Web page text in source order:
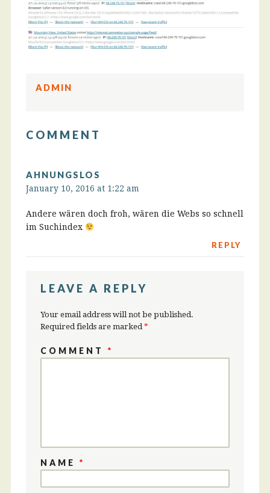
ADMIN
COMMENT
AHNUNGSLOS
January 10, 2016 at 1:22 am
Andere wären doch froh, wären die Webs so schnell
im Suchindex
REPLY
LEAVE A REPLY
Your email address will not be published.
Required fields are marked*
COMMENT*
NAME*